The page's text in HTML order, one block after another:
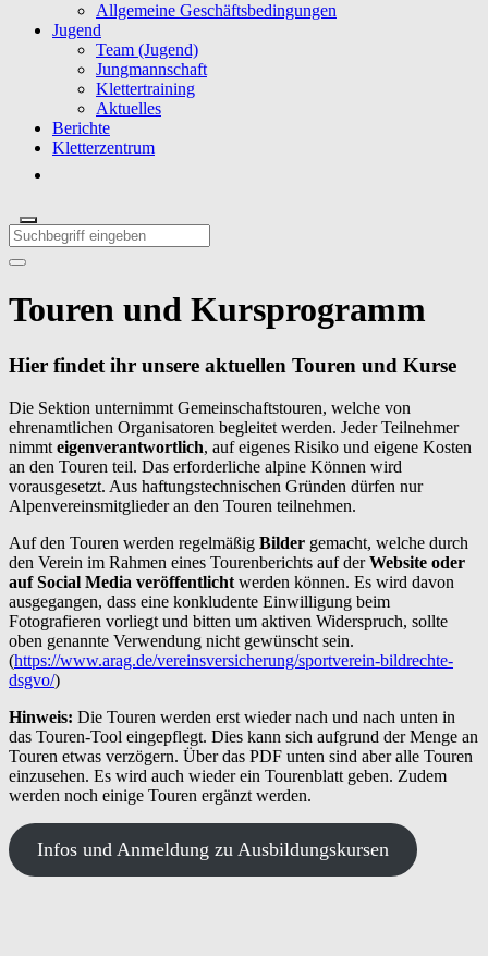
Allgemeine Geschäftsbedingungen
Jugend
Team (Jugend)
Jungmannschaft
Klettertraining
Aktuelles
Berichte
Kletterzentrum
Touren und Kursprogramm
Hier findet ihr unsere aktuellen Touren und Kurse
Die Sektion unternimmt Gemeinschaftstouren, welche von
ehrenamtlichen Organisatoren begleitet werden. Jeder Teilnehmer
nimmt eigenverantwortlich, auf eigenes Risiko und eigene Kosten
an den Touren teil. Das erforderliche alpine Können wird
vorausgesetzt. Aus haftungstechnischen Gründen dürfen nur
Alpenvereinsmitglieder an den Touren teilnehmen.
Auf den Touren werden regelmäßig Bilder gemacht, welche durch
den Verein im Rahmen eines Tourenberichts auf derWebsite oder
auf Social Media veröffentlicht werden können. Es wird davon
ausgegangen, dass eine konkludente Einwilligung beim
Fotografieren vorliegt und bitten um aktiven Widerspruch, sollte
oben genannte Verwendung nicht gewünscht sein.
(https://www.arag.de/vereinsversicherung/sportverein-bildrechte-
dsgvo/)
Hinweis: Die Touren werden erst wieder nach und nach unten in
das Touren-Tool eingepflegt. Dies kann sich aufgrund der Menge an
Touren etwas verzögern. Über das PDF unten sind aber alle Touren
einzusehen. Es wird auch wieder ein Tourenblatt geben. Zudem
werden noch einige Touren ergänzt werden.
Infos und Anmeldung zu Ausbildungskursen